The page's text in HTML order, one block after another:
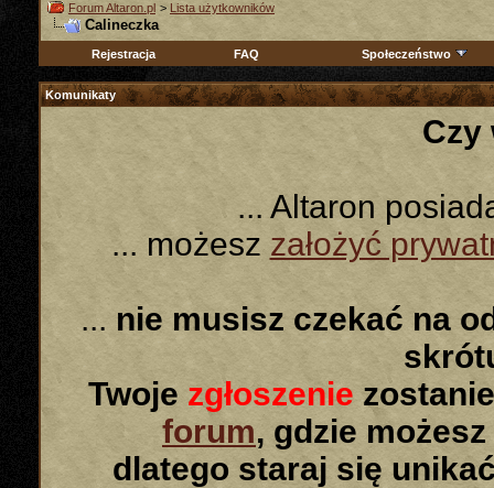
Forum Altaron.pl > Lista użytkowników
Calineczka
Rejestracja FAQ Społeczeństwo
Komunikaty
Czy
... Altaron
... możeszzałożyć
... nie musisz czekać na
Twoje zgłoszenie
forum, gdzie
dlatego staraj się